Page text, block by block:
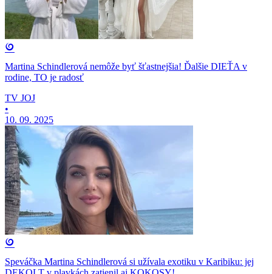
Martina Schindlerová nemôže byť šťastnejšia! Ďalšie DIEŤA v
rodine, TO je radosť
TV JOJ
•
10. 09. 2025
Speváčka Martina Schindlerová si užívala exotiku v Karibiku: jej